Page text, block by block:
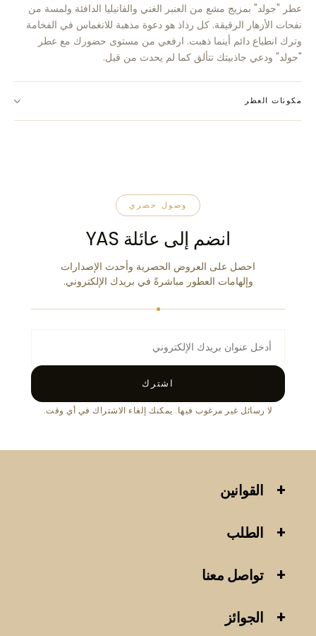
عطر "جولد" بمزيج مشع من العنبر الغني والفانيليا الدافئة ولمسة من
نفحات الأزهار الرقيقة. كل رذاذ هو دعوة مذهبة للانغماس في الفخامة
وترك انطباع دائم أينما ذهبت. ارفعي من مستوى حضورك مع عطر
"جولد" ودعي جاذبيتك تتألق كما لم يحدث من قبل.
مكونات العطر
وصول حصري
انضم إلى عائلة YAS
احصل على العروض الحصرية وأحدث الإصدارات
وإلهامات العطور مباشرةً في بريدك الإلكتروني.
اشترك
لا رسائل غير مرغوب فيها. يمكنك إلغاء الاشتراك في أي وقت.
القوانين
الطلب
تواصل معنا
الجوائز